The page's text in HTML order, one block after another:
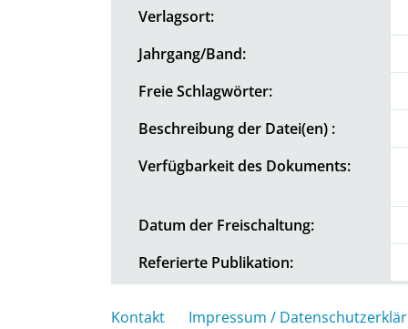
Verlagsort:
Jahrgang/Band:
Freie Schlagwörter:
Beschreibung der Datei(en) :
Verfügbarkeit des Dokuments:
Datum der Freischaltung:
Referierte Publikation:
Kontakt Impressum /